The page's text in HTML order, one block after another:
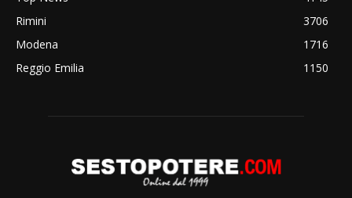
Rimini
3706
Modena
1716
Reggio Emilia
1150